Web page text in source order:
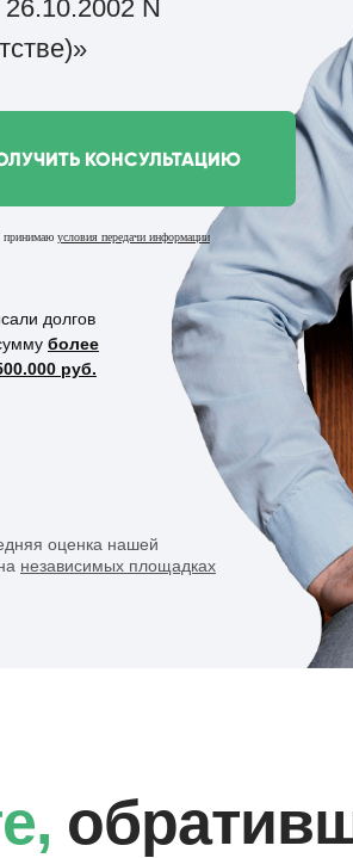
N
принимаю условия передачи информации
КОНСУЛЬТАЦИЮ
оценка нашей
независимых площадках
долгов
более
руб.